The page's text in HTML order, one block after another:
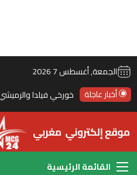
الجمعة, أغسطس 7 2026
أخبار عاجلة
القائمة